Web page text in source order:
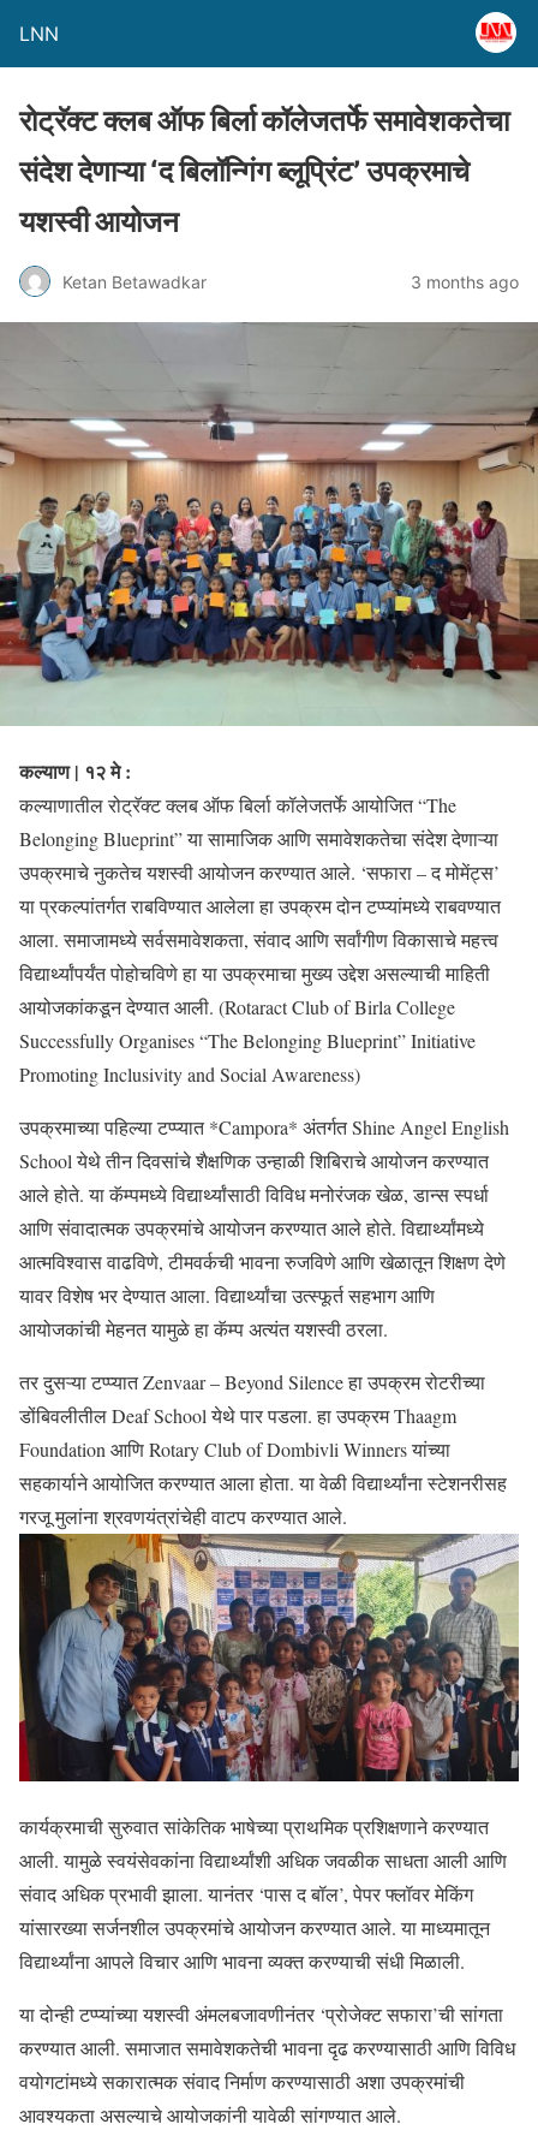
LNN
रोट्रॅक्ट क्लब ऑफ बिर्ला कॉलेजतर्फे समावेशकतेचा
संदेश देणाऱ्या ‘द बिलॉन्गिंग ब्लूप्रिंट’ उपक्रमाचे
यशस्वी आयोजन
Ketan Betawadkar 3 months ago
कल्याण | १२ मे :
कल्याणातील रोट्रॅक्ट क्लब ऑफ बिर्ला कॉलेजतर्फे आयोजित “The
Belonging Blueprint” या सामाजिक आणि समावेशकतेचा संदेश देणाऱ्या
उपक्रमाचे नुकतेच यशस्वी आयोजन करण्यात आले. ‘सफारा – द मोमेंट्स’
या प्रकल्पांतर्गत राबविण्यात आलेला हा उपक्रम दोन टप्प्यांमध्ये राबवण्यात
आला. समाजामध्ये सर्वसमावेशकता, संवाद आणि सर्वांगीण विकासाचे महत्त्व
विद्यार्थ्यांपर्यंत पोहोचविणे हा या उपक्रमाचा मुख्य उद्देश असल्याची माहिती
आयोजकांकडून देण्यात आली. (Rotaract Club of Birla College
Successfully Organises “The Belonging Blueprint” Initiative
Promoting Inclusivity and Social Awareness)
उपक्रमाच्या पहिल्या टप्प्यात *Campora* अंतर्गत Shine Angel English
School येथे तीन दिवसांचे शैक्षणिक उन्हाळी शिबिराचे आयोजन करण्यात
आले होते. या कॅम्पमध्ये विद्यार्थ्यांसाठी विविध मनोरंजक खेळ, डान्स स्पर्धा
आणि संवादात्मक उपक्रमांचे आयोजन करण्यात आले होते. विद्यार्थ्यांमध्ये
आत्मविश्वास वाढविणे, टीमवर्कची भावना रुजविणे आणि खेळातून शिक्षण देणे
यावर विशेष भर देण्यात आला. विद्यार्थ्यांचा उत्स्फूर्त सहभाग आणि
आयोजकांची मेहनत यामुळे हा कॅम्प अत्यंत यशस्वी ठरला.
तर दुसऱ्या टप्प्यात Zenvaar – Beyond Silence हा उपक्रम रोटरीच्या
डोंबिवलीतील Deaf School येथे पार पडला. हा उपक्रम Thaagm
Foundation आणि Rotary Club of Dombivli Winners यांच्या
सहकार्याने आयोजित करण्यात आला होता. या वेळी विद्यार्थ्यांना स्टेशनरीसह
गरजू मुलांना श्रवणयंत्रांचेही वाटप करण्यात आले.
कार्यक्रमाची सुरुवात सांकेतिक भाषेच्या प्राथमिक प्रशिक्षणाने करण्यात
आली. यामुळे स्वयंसेवकांना विद्यार्थ्यांशी अधिक जवळीक साधता आली आणि
संवाद अधिक प्रभावी झाला. यानंतर ‘पास द बॉल’, पेपर फ्लॉवर मेकिंग
यांसारख्या सर्जनशील उपक्रमांचे आयोजन करण्यात आले. या माध्यमातून
विद्यार्थ्यांना आपले विचार आणि भावना व्यक्त करण्याची संधी मिळाली.
या दोन्ही टप्प्यांच्या यशस्वी अंमलबजावणीनंतर ‘प्रोजेक्ट सफारा’ची सांगता
करण्यात आली. समाजात समावेशकतेची भावना दृढ करण्यासाठी आणि विविध
वयोगटांमध्ये सकारात्मक संवाद निर्माण करण्यासाठी अशा उपक्रमांची
आवश्यकता असल्याचे आयोजकांनी यावेळी सांगण्यात आले.